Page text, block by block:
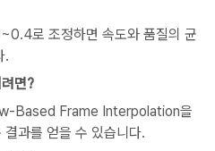
로 조정하면 속도와 품질의 균
.
면?
Based Frame Interpolation을
과를 얻을 수 있습니다.